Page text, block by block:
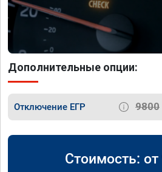
Дополнительные опции:
Отключение ЕГР 9800
Стоимость: от